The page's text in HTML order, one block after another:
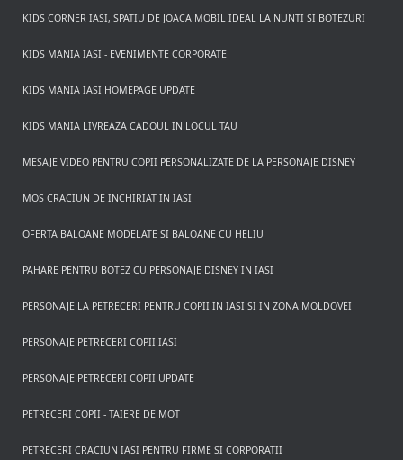
KIDS CORNER IASI, SPATIU DE JOACA MOBIL IDEAL LA NUNTI SI BOTEZURI
KIDS MANIA IASI - EVENIMENTE CORPORATE
KIDS MANIA IASI HOMEPAGE UPDATE
KIDS MANIA LIVREAZA CADOUL IN LOCUL TAU
MESAJE VIDEO PENTRU COPII PERSONALIZATE DE LA PERSONAJE DISNEY
MOS CRACIUN DE INCHIRIAT IN IASI
OFERTA BALOANE MODELATE SI BALOANE CU HELIU
PAHARE PENTRU BOTEZ CU PERSONAJE DISNEY IN IASI
PERSONAJE LA PETRECERI PENTRU COPII IN IASI SI IN ZONA MOLDOVEI
PERSONAJE PETRECERI COPII IASI
PERSONAJE PETRECERI COPII UPDATE
PETRECERI COPII - TAIERE DE MOT
PETRECERI CRACIUN IASI PENTRU FIRME SI CORPORATII